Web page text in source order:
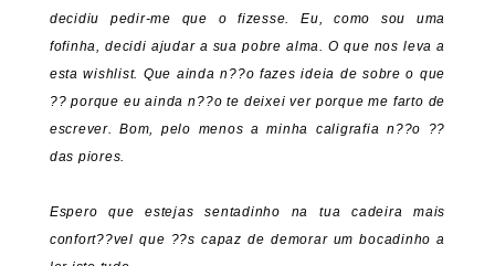
decidiu pedir-me que o fizesse. Eu, como sou uma
fofinha, decidi ajudar a sua pobre alma. O que nos leva a
esta wishlist. Que ainda n??o fazes ideia de sobre o que
?? porque eu ainda n??o te deixei ver porque me farto de
escrever. Bom, pelo menos a minha caligrafia n??o ??
das piores.
Espero que estejas sentadinho na tua cadeira mais
confort??vel que ??s capaz de demorar um bocadinho a